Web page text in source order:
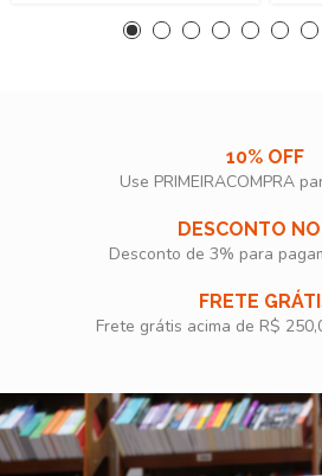
10% OFF
Use PRIMEIRACOMPRA
DESCONTO
Desconto de 3% para
FRETE
Frete grátis acima de R$